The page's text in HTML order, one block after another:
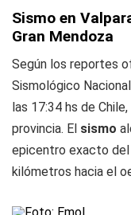
Sismo en
Gran Mendoza
Según los reportes
Sismológico
las 17:34 hs de
provincia. El sismo
epicentro exacto del
kilómetros hacia el